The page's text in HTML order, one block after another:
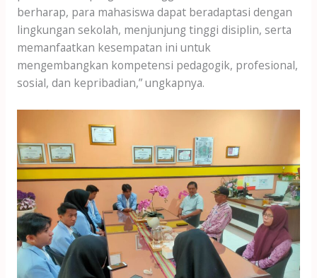
berharap, para mahasiswa dapat beradaptasi dengan
lingkungan sekolah, menjunjung tinggi disiplin, serta
memanfaatkan kesempatan ini untuk
mengembangkan kompetensi pedagogik, profesional,
sosial, dan kepribadian,” ungkapnya.